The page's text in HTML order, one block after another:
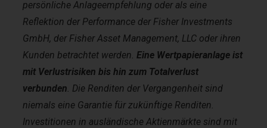
persönliche Anlageempfehlung oder als eine
Reflektion der Performance der Fisher Investments
GmbH, der Fisher Asset Management, LLC oder ihren
Kunden betrachtet werden. Eine Wertpapieranlage ist
mit Verlustrisiken bis hin zum Totalverlust
verbunden. Die Renditen der Vergangenheit sind
niemals eine Garantie für zukünftige Renditen.
Investitionen in ausländische Aktienmärkte sind mit